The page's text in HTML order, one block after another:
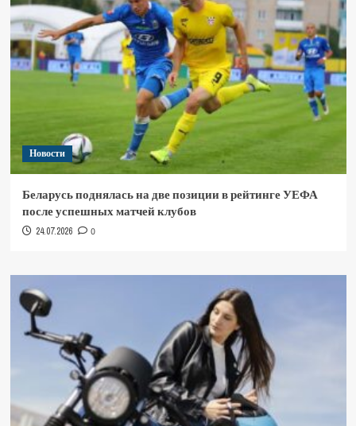
Новости
Беларусь поднялась на две позиции в рейтинге УЕФА
после успешных матчей клубов
24.07.2026 0